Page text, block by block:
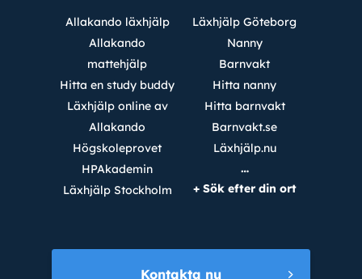
Allakando läxhjälp
Allakando
mattehjälp
Hitta en study buddy
Läxhjälp online av
Allakando
Högskoleprovet
HPAkademin
Läxhjälp Stockholm
Läxhjälp Göteborg
Nanny
Barnvakt
Hitta nanny
Hitta barnvakt
Barnvakt.se
Läxhjälp.nu
…
+ Sök efter din ort
Kontakta nu